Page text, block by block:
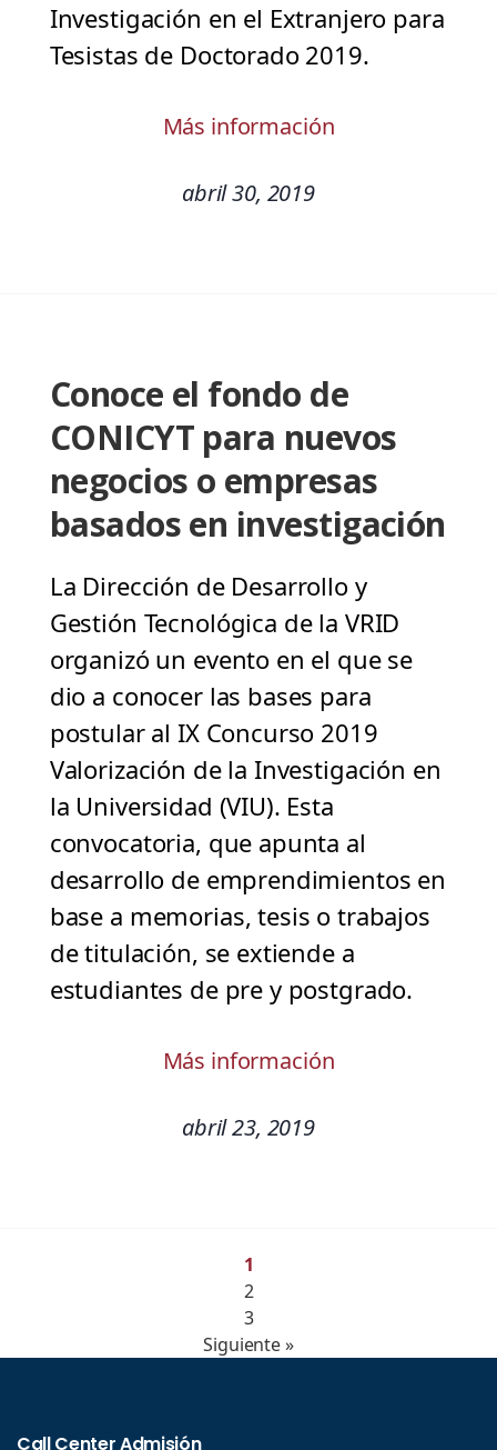
Investigación en el Extranjero para
Tesistas de Doctorado 2019.
Más información
abril 30, 2019
Conoce el fondo de
CONICYT para nuevos
negocios o empresas
basados en investigación
La Dirección de Desarrollo y
Gestión Tecnológica de la VRID
organizó un evento en el que se
dio a conocer las bases para
postular al IX Concurso 2019
Valorización de la Investigación en
la Universidad (VIU). Esta
convocatoria, que apunta al
desarrollo de emprendimientos en
base a memorias, tesis o trabajos
de titulación, se extiende a
estudiantes de pre y postgrado.
Más información
abril 23, 2019
1
2
3
Siguiente »